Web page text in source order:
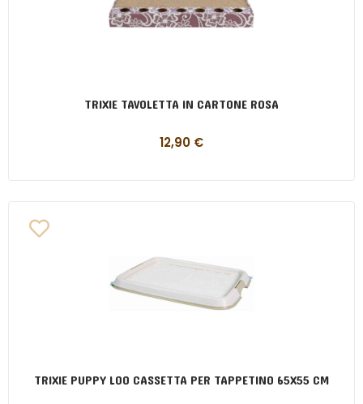
TRIXIE TAVOLETTA IN CARTONE ROSA
12,90 €
TRIXIE PUPPY LOO CASSETTA PER TAPPETINO 65X55 CM